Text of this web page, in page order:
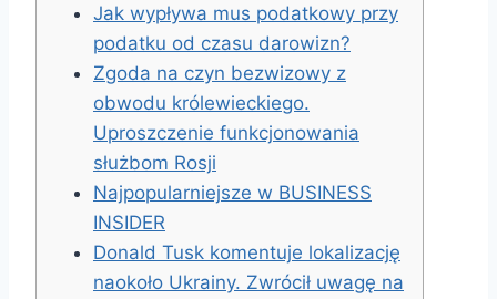
Jak wypływa mus podatkowy przy
podatku od czasu darowizn?
Zgoda na czyn bezwizowy z
obwodu królewieckiego.
Uproszczenie funkcjonowania
służbom Rosji
Najpopularniejsze w BUSINESS
INSIDER
Donald Tusk komentuje lokalizację
naokoło Ukrainy. Zwrócił uwagę na